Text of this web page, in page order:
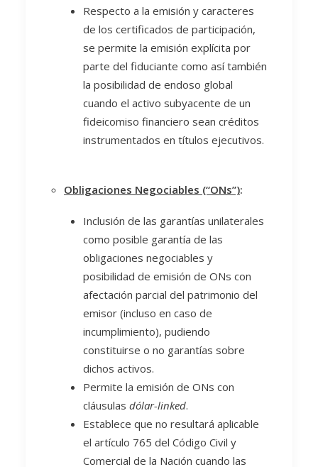
Respecto a la emisión y caracteres
de los certificados de participación,
se permite la emisión explícita por
parte del fiduciante como así también
la posibilidad de endoso global
cuando el activo subyacente de un
fideicomiso financiero sean créditos
instrumentados en títulos ejecutivos.
Obligaciones Negociables (“ONs”):
Inclusión de las garantías unilaterales
como posible garantía de las
obligaciones negociables y
posibilidad de emisión de ONs con
afectación parcial del patrimonio del
emisor (incluso en caso de
incumplimiento), pudiendo
constituirse o no garantías sobre
dichos activos.
Permite la emisión de ONs con
cláusulas dólar-linked.
Establece que no resultará aplicable
el artículo 765 del Código Civil y
Comercial de la Nación cuando las